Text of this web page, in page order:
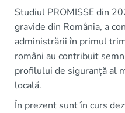
Studiul PROMISSE din
gravide din România, a
administrării în primul
români au contribuit
profilului de siguranță al
locală.
În prezent sunt în curs